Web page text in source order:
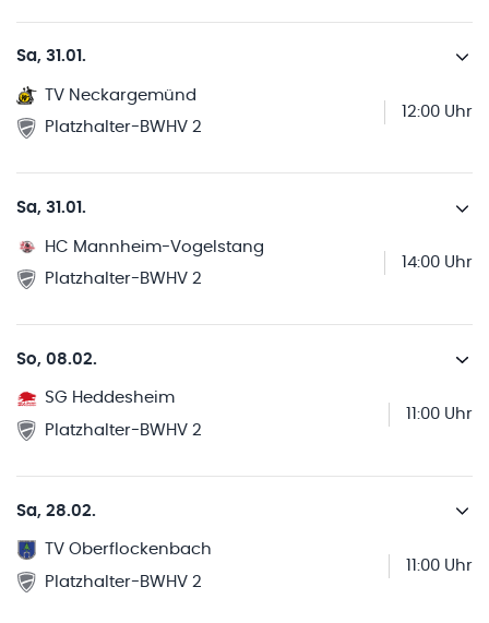
Sa, 31.01.
TV Neckargemünd
Platzhalter-BWHV 2
12:00 Uhr
Sa, 31.01.
HC Mannheim-Vogelstang
Platzhalter-BWHV 2
14:00 Uhr
So, 08.02.
SG Heddesheim
Platzhalter-BWHV 2
11:00 Uhr
Sa, 28.02.
TV Oberflockenbach
Platzhalter-BWHV 2
11:00 Uhr